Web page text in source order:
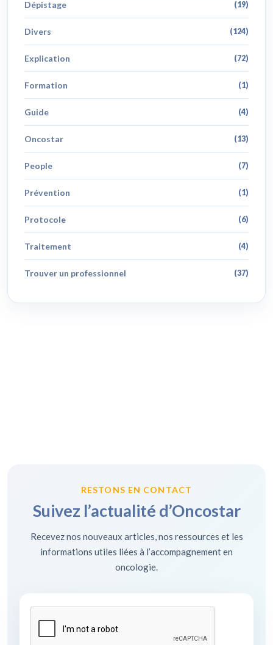
Dépistage (19)
Divers (124)
Explication (72)
Formation (1)
Guide (4)
Oncostar (13)
People (7)
Prévention (1)
Protocole (6)
Traitement (4)
Trouver un professionnel (37)
RESTONS EN CONTACT
Suivez l’actualité d’Oncostar
Recevez nos nouveaux articles, nos ressources et les
informations utiles liées à l’accompagnement en
oncologie.